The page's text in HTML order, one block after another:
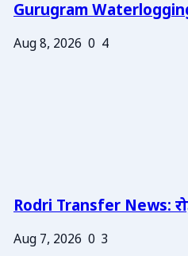
Gurugram
Aug 8, 2026 0 4
Rodri Transfer News:
Aug 7, 2026 0 3